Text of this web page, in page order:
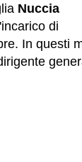
Nuccia
di
In questi